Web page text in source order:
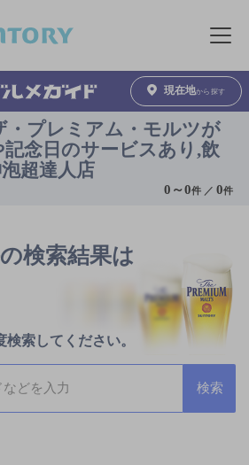
メニュ
現在地から探す
・プレミアム・モルツが
念日のサービスあり,飲
超達人店
0 ～0件 ／0件
検索結果は
索してください。